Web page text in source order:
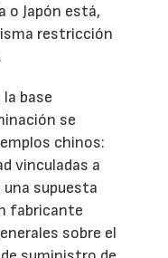
o Japón está,
restricción
base
se
chinos:
vinculadas a
una supuesta
fabricante
sobre el